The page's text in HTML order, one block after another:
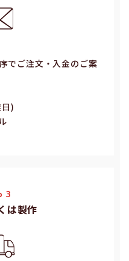
でご注⽂・⼊⾦のご案
)
3
は製作